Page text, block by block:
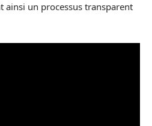
ainsi un processus transparent